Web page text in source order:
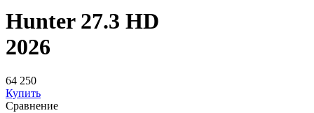
Hunter 27.3 HD
2026
64 250
Купить
Сравнение